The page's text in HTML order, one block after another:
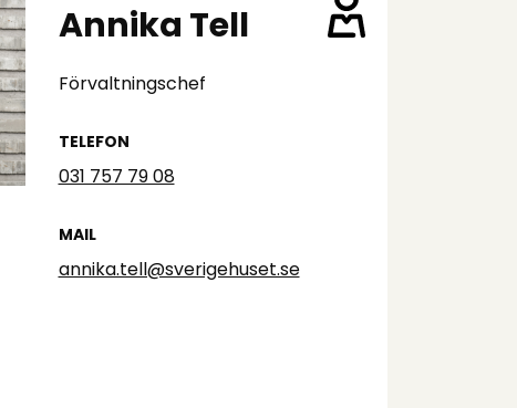
Annika Tell
Förvaltningschef
TELEFON
031 757 79 08
MAIL
annika.tell@sverigehuset.se